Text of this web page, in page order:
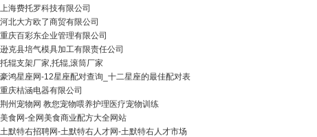
上海费托罗科技有限公司
河北大方欧了商贸有限公司
重庆百彩东企业管理有限公司
逊克县培气模具加工有限责任公司
托辊支架厂家,托辊,滚筒厂家
豪鸿星座网-12星座配对查询_十二星座的最佳配对表
重庆桔涵电器有限公司
荆州宠物网 教您宠物喂养护理医疗宠物训练
美食网-全网美食商业配方大全网站
土默特右招聘网-土默特右人才网-土默特右人才市场